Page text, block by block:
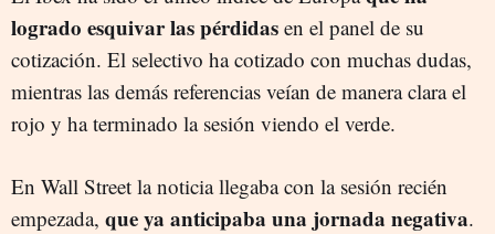
logrado esquivar las pérdidas en el panel de su
cotización. El selectivo ha cotizado con muchas dudas,
mientras las demás referencias veían de manera clara el
rojo y ha terminado la sesión viendo el verde.
En Wall Street la noticia llegaba con la sesión recién
empezada, que ya anticipaba una jornada negativa.